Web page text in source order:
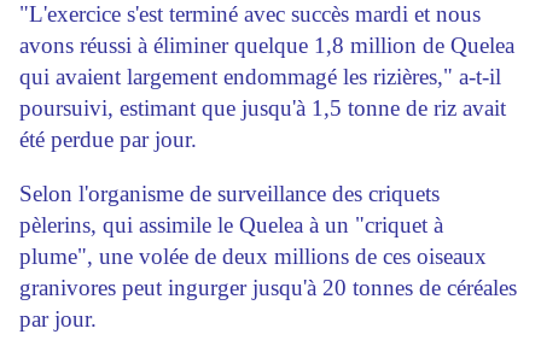
"L'exercice s'est terminé avec succès mardi et nous
avons réussi à éliminer quelque 1,8 million de Quelea
qui avaient largement endommagé les rizières," a-t-il
poursuivi, estimant que jusqu'à 1,5 tonne de riz avait
été perdue par jour.
Selon l'organisme de surveillance des criquets
pèlerins, qui assimile le Quelea à un "criquet à
plume", une volée de deux millions de ces oiseaux
granivores peut ingurger jusqu'à 20 tonnes de céréales
par jour.